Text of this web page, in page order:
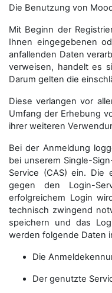
Die Benutzung von
Mit Beginn der
Ihnen eingegebenen
anfallenden Daten
verweisen, handelt es
Darum gelten die
Diese verlangen vor
Umfang der Erhebung
ihrer weiteren
Bei der Anmeldung
bei unserem Single-
Service (CAS) ein. Die
gegen den Login-
erfolgreichem Login
technisch zwingend
speichern und das
werden folgende Daten
Die
Der genutzte